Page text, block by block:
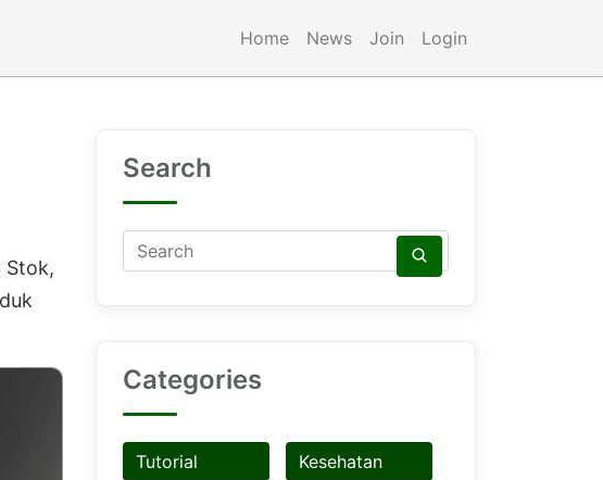
Home News Join Login
Stok,
Search
Categories
Tutorial Kesehatan